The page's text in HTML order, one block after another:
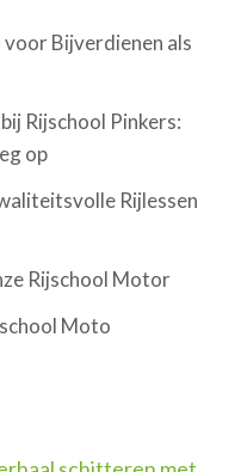
Bijverdienen als
Rijschool Pinkers:
op
Rijlessen
Rijschool Motor
Moto